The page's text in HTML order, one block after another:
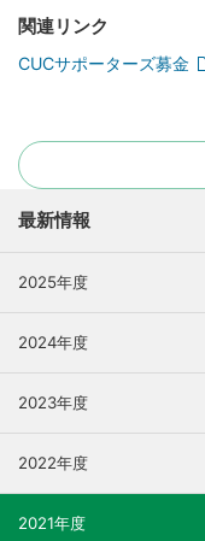
関連リンク
CUCサポーターズ募金
最新情報
2025年度
2024年度
2023年度
2022年度
2021年度